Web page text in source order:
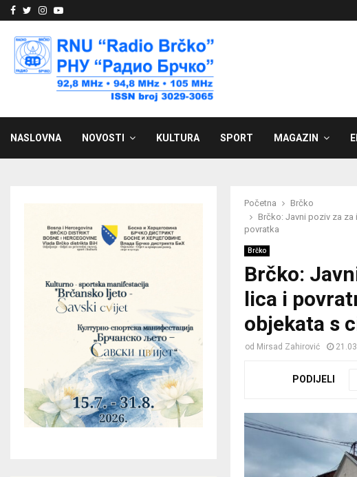
Facebook
Twitter
Instagram
Youtube
NASLOVNA NOVOSTI KULTURA SPORT MAGAZIN
Početna
Brčko
Brčko: Javni poziv za
povratka
Brčko
Brčko:
lica i
objekata s
od Mirsad Zahirović
PODIJELI